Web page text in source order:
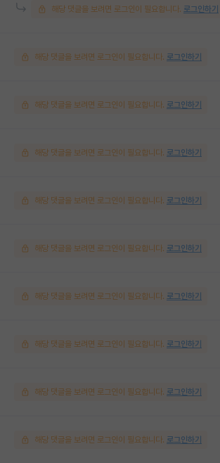
해당 댓글을 보려면 로그인이 필요합니다. 로그인하기
해당 댓글을 보려면 로그인이 필요합니다. 로그인하기
해당 댓글을 보려면 로그인이 필요합니다. 로그인하기
해당 댓글을 보려면 로그인이 필요합니다. 로그인하기
해당 댓글을 보려면 로그인이 필요합니다. 로그인하기
해당 댓글을 보려면 로그인이 필요합니다. 로그인하기
해당 댓글을 보려면 로그인이 필요합니다. 로그인하기
해당 댓글을 보려면 로그인이 필요합니다. 로그인하기
해당 댓글을 보려면 로그인이 필요합니다. 로그인하기
해당 댓글을 보려면 로그인이 필요합니다. 로그인하기